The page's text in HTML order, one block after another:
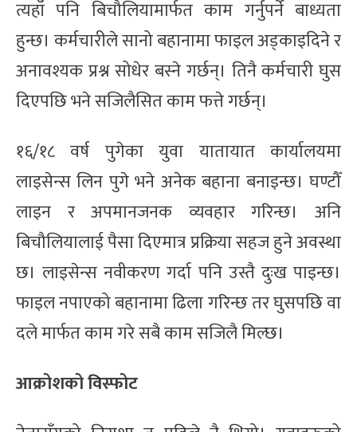
त्यहाँ पनि बिचौलियामार्फत काम गर्नुपर्ने बाध्यता
हुन्छ। कर्मचारीले सानो बहानामा फाइल अड्काइदिने र
अनावश्यक प्रश्न सोधेर बस्ने गर्छन्। तिनै कर्मचारी घुस
दिएपछि भने सजिलैसित काम फत्ते गर्छन्।
१६/१८ वर्ष पुगेका युवा यातायात कार्यालयमा
लाइसेन्स लिन पुगे भने अनेक बहाना बनाइन्छ। घण्टौँ
लाइन र अपमानजनक व्यवहार गरिन्छ। अनि
बिचौलियालाई पैसा दिएमात्र प्रक्रिया सहज हुने अवस्था
छ। लाइसेन्स नवीकरण गर्दा पनि उस्तै दुःख पाइन्छ।
फाइल नपाएको बहानामा ढिला गरिन्छ तर घुसपछि वा
दले मार्फत काम गरे सबै काम सजिलै मिल्छ।
आक्रोशको विस्फोट